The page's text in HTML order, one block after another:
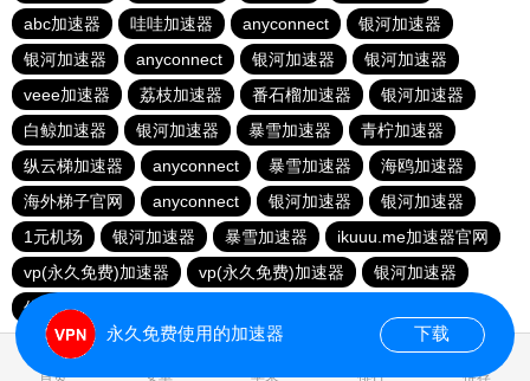
abc加速器
哇哇加速器 anyconnect
银河加速器
银河加速器
anyconnect 银河加速器
银河加速器
veee加速器
荔枝加速器 番石榴加速器
银河加速器
白鲸加速器
银河加速器 暴雪加速器
青柠加速器
纵云梯加速器
anyconnect 暴雪加速器
海鸥加速器
海外梯子官网
anyconnect 银河加速器
银河加速器
1元机场
银河加速器 暴雪加速器
ikuuu.me加速器官网
vp(永久免费)加速器
vp(永久免费)加速器
银河加速器
优云666
首页 安卓 苹果 排行 推荐
永久免费使用的加速器 下载
0.039020s